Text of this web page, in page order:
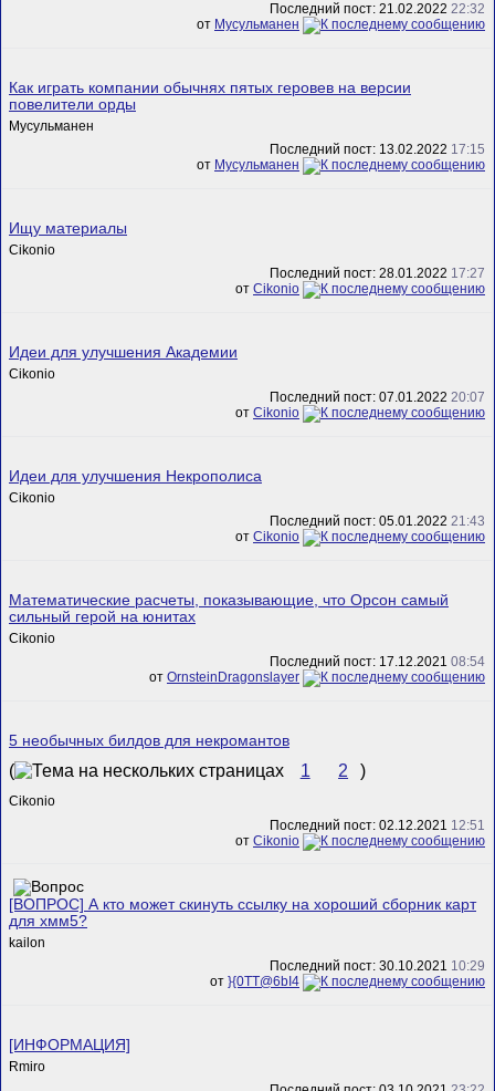
Последний пост: 21.02.2022 22:32
от Мусульманен
Как играть компании обычнях пятых геровев на версии
повелители орды
Мусульманен
Последний пост: 13.02.2022 17:15
от Мусульманен
Ищу материалы
Cikonio
Последний пост: 28.01.2022 17:27
от Cikonio
Идеи для улучшения Академии
Cikonio
Последний пост: 07.01.2022 20:07
от Cikonio
Идеи для улучшения Некрополиса
Cikonio
Последний пост: 05.01.2022 21:43
от Cikonio
Математические расчеты, показывающие, что Орсон самый
сильный герой на юнитах
Cikonio
Последний пост: 17.12.2021 08:54
от OrnsteinDragonslayer
5 необычных билдов для некромантов
( 1 2 )
Cikonio
Последний пост: 02.12.2021 12:51
от Cikonio
[ВОПРОС] А кто может скинуть ссылку на хороший сборник карт
для хмм5?
kailon
Последний пост: 30.10.2021 10:29
от }{0TT@6bI4
[ИНФОРМАЦИЯ]
Rmiro